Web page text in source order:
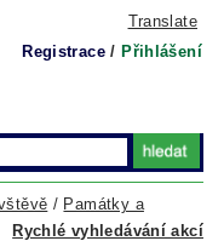
Translate
Registrace / Přihlášení
Rychlé vyhledávání akcí
/ Památky a